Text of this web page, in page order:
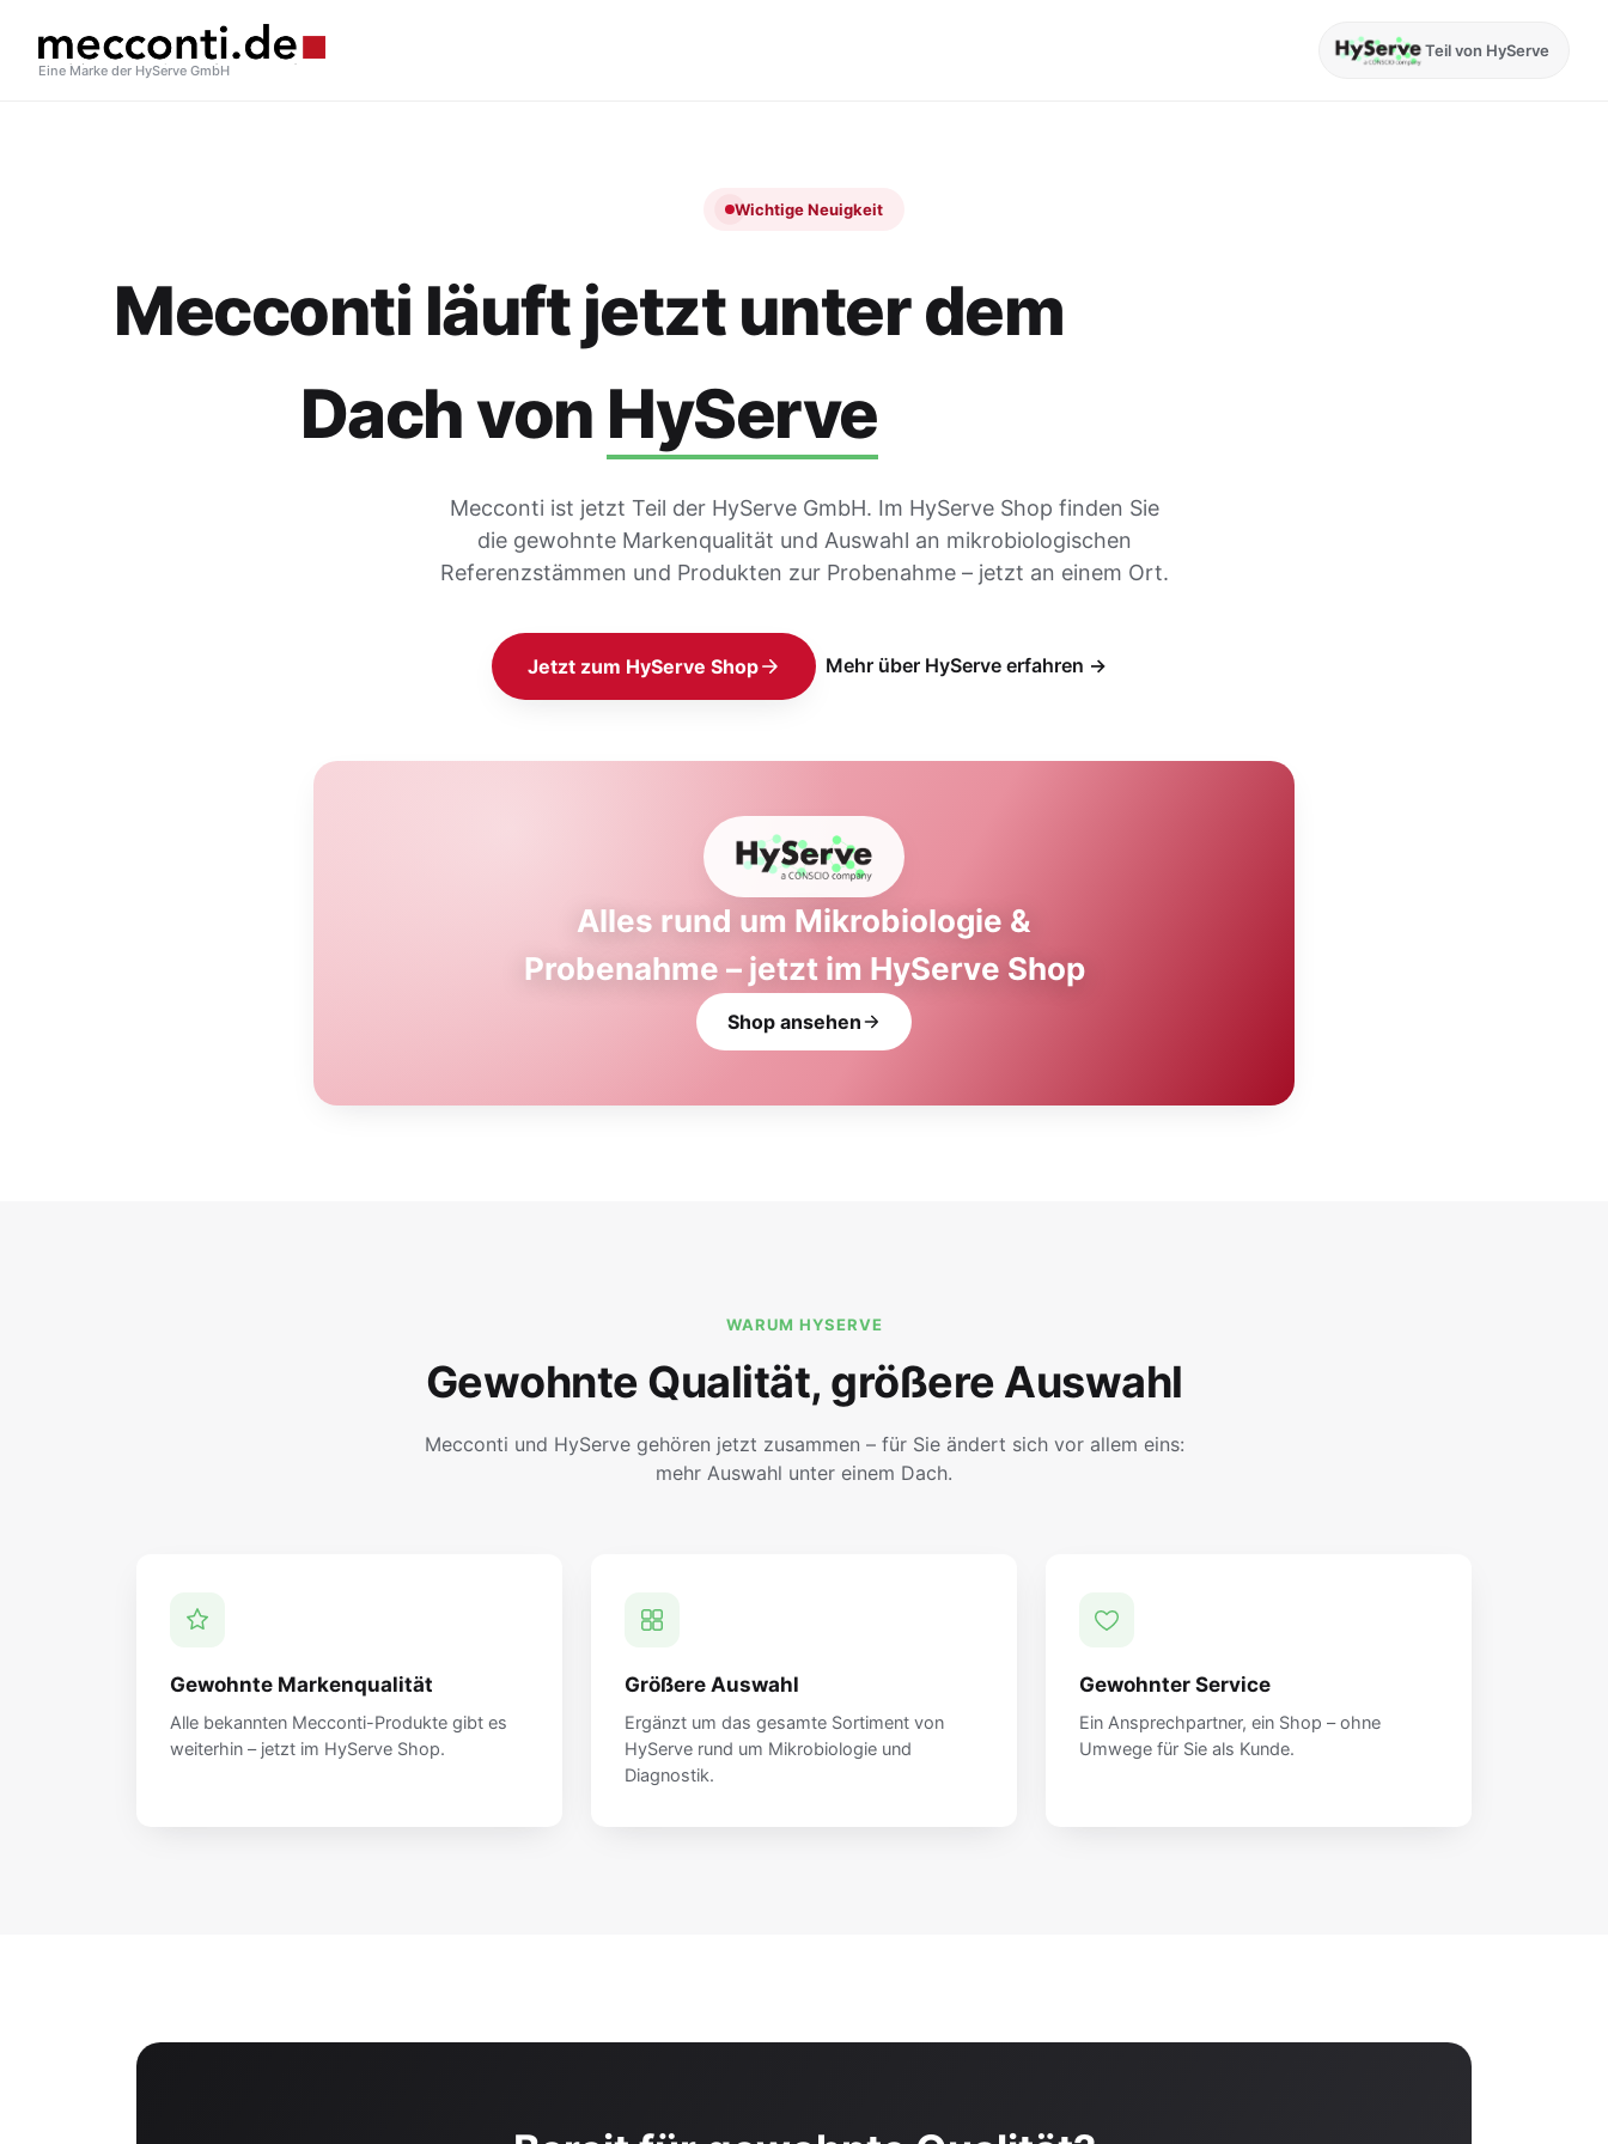
Eine Marke der HyServe GmbH
Teil von HyServe
Wichtige Neuigkeit
Mecconti läuft jetzt unter dem
Dach von HyServe
Mecconti ist jetzt Teil der HyServe GmbH. Im HyServe Shop finden Sie
die gewohnte Markenqualität und Auswahl an mikrobiologischen
Referenzstämmen und Produkten zur Probenahme – jetzt an einem Ort.
Jetzt zum HyServe Shop Mehr über HyServe erfahren →
Alles rund um Mikrobiologie &
Probenahme – jetzt im HyServe Shop
Shop ansehen
WARUM HYSERVE
Gewohnte Qualität, größere Auswahl
Mecconti und HyServe gehören jetzt zusammen – für Sie ändert sich vor allem eins:
mehr Auswahl unter einem Dach.
Gewohnte Markenqualität
Alle bekannten Mecconti-Produkte gibt es
weiterhin – jetzt im HyServe Shop.
Größere Auswahl
Ergänzt um das gesamte Sortiment von
HyServe rund um Mikrobiologie und
Diagnostik.
Gewohnter Service
Ein Ansprechpartner, ein Shop – ohne
Umwege für Sie als Kunde.